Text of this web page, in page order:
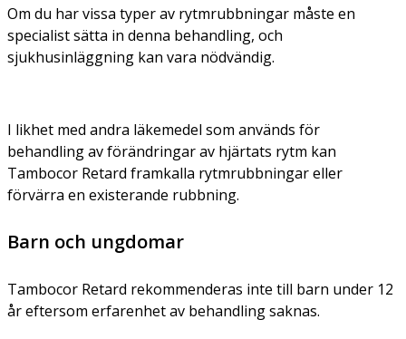
Om du har vissa typer av rytmrubbningar måste en
specialist sätta in denna behandling, och
sjukhusinläggning kan vara nödvändig.
I likhet med andra läkemedel som används för
behandling av förändringar av hjärtats rytm kan
Tambocor Retard framkalla rytmrubbningar eller
förvärra en existerande rubbning.
Barn och ungdomar
Tambocor Retard rekommenderas inte till barn under 12
år eftersom erfarenhet av behandling saknas.